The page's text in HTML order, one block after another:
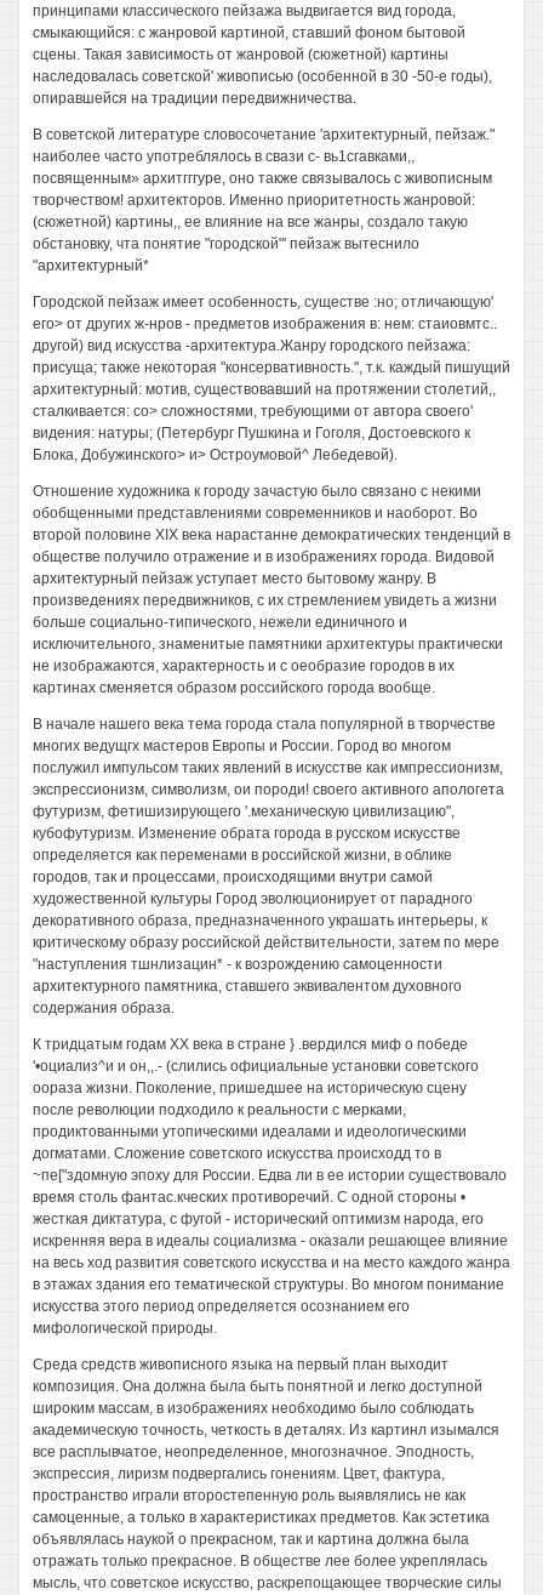
принципами классического пейзажа выдвигается вид города,
смыкающийся: с жанровой картиной, ставший фоном бытовой
сцены. Такая зависимость от жанровой (сюжетной) картины
наследовалась советской' живописью (особенной в 30 -50-е годы),
опиравшейся на традиции передвижничества.
В советской литературе словосочетание 'архитектурный, пейзаж."
наиболее часто употреблялось в свази с- вь1сгавками,,
посвященным» архитгггуре, оно также связывалось с живописным
творчеством! архитекторов. Именно приоритетность жанровой:
(сюжетной) картины,, ее влияние на все жанры, создало такую
обстановку, чта понятие "городской"' пейзаж вытеснило
"архитектурный*
Городской пейзаж имеет особенность, существе :но; отличающую'
его> от других ж-нров - предметов изображения в: нем: стаиовмтс..
другой) вид искусства -архитектура.Жанру городского пейзажа:
присуща; также некоторая "консервативность.", т.к. каждый пишущий
архитектурный: мотив, существовавший на протяжении столетий,,
сталкивается: со> сложностями, требующими от автора своего'
видения: натуры; (Петербург Пушкина и Гоголя, Достоевского к
Блока, Добужинского> и> Остроумовой^ Лебедевой).
Отношение художника к городу зачастую было связано с некими
обобщенными представлениями современников и наоборот. Во
второй половине XIX века нарастанне демократических тенденций в
обществе получило отражение и в изображениях города. Видовой
архитектурный пейзаж уступает место бытовому жанру. В
произведениях передвижников, с их стремлением увидеть а жизни
больше социально-типического, нежели единичного и
исключительного, знаменитые памятники архитектуры практически
не изображаются, характерность и с оеобразие городов в их
картинах сменяется образом российского города вообще.
В начале нашего века тема города стала популярной в творчестве
многих ведущгх мастеров Европы и России. Город во многом
послужил импульсом таких явлений в искусстве как импрессионизм,
экспрессионизм, символизм, ои породи! своего активного апологета
футуризм, фетишизирующего '.механическую цивилизацию",
кубофутуризм. Изменение обрата города в русском искусстве
определяется как переменами в российской жизни, в облике
городов, так и процессами, происходящими внутри самой
художественной культуры Город эволюционирует от парадного
декоративного образа, предназначенного украшать интерьеры, к
критическому образу российской действительности, затем по мере
"наступления тшнлизацин* - к возрождению самоценности
архитектурного памятника, ставшего эквивалентом духовного
содержания образа.
К тридцатым годам XX века в стране } .вердился миф о победе
'•оциализ^и и он,,.- (слились официальные установки советского
оораза жизни. Поколение, пришедшее на историческую сцену
после революции подходило к реальности с мерками,
продиктованными утопическими идеалами и идеологическими
догматами. Сложение советского искусства происходд то в
~пе["здомную эпоху для России. Едва ли в ее истории существовало
время столь фантас.кческих противоречий. С одной стороны •
жесткая диктатура, с фугой - исторический оптимизм народа, его
искренняя вера в идеалы социализма - оказали решающее влияние
на весь ход развития советского искусства и на место каждого жанра
в этажах здания его тематической структуры. Во многом понимание
искусства этого период определяется осознанием его
мифологической природы.
Среда средств живописного языка на первый план выходит
композиция. Она должна была быть понятной и легко доступной
широким массам, в изображениях необходимо было соблюдать
академическую точность, четкость в деталях. Из картинл изымался
все расплывчатое, неопределенное, многозначное. Эподность,
экспрессия, лиризм подвергались гонениям. Цвет, фактура,
пространство играли второстепенную роль выявлялись не как
самоценные, а только в характеристиках предметов. Как эстетика
объявлялась наукой о прекрасном, так и картина должна была
отражать только прекрасное. В обществе лее более укреплялась
мысль, что советское искусство, раскрепощающее творческие силы